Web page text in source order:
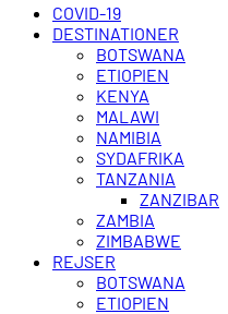
COVID-19
DESTINATIONER
BOTSWANA
ETIOPIEN
KENYA
MALAWI
NAMIBIA
SYDAFRIKA
TANZANIA
ZANZIBAR
ZAMBIA
ZIMBABWE
REJSER
BOTSWANA
ETIOPIEN